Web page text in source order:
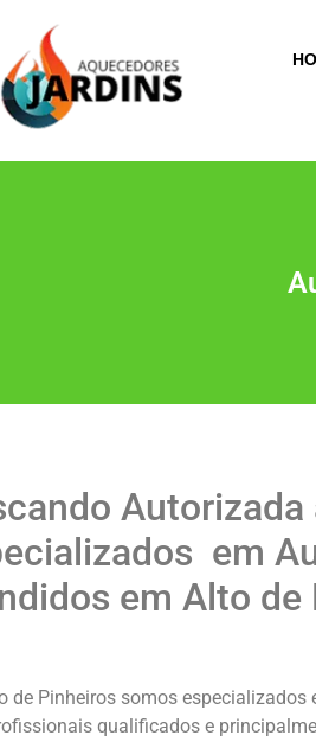
em
em Alto de
de Pinheiros somos
qualificados e